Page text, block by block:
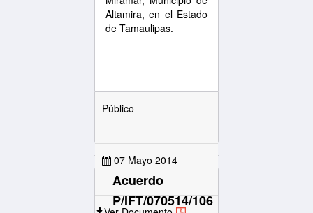
Altamira, en el Estado
de Tamaulipas.
Público
07 Mayo 2014
Acuerdo
P/IFT/070514/106